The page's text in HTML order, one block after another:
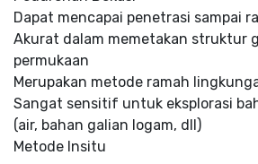
Dapat mencapai penetrasi sampai
Akurat dalam memetakan struktur
permukaan
Merupakan metode ramah
Sangat sensitif untuk eksplorasi
(air, bahan galian logam, dll)
Metode Insitu